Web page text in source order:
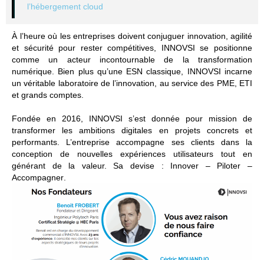
À l’heure où les entreprises doivent conjuguer innovation, agilité
et sécurité pour rester compétitives, INNOVSI se positionne
comme un acteur incontournable de la transformation
numérique . Bien plus qu’une ESN classique, INNOVSI incarne
un véritable laboratoire de l’innovation , au service des PME, ETI
et grands comptes.
Fondée en 2016, INNOVSI s’est donnée pour mission de
transformer les ambitions digitales en projets concrets et
performants . L’entreprise accompagne ses clients dans la
conception de nouvelles expériences utilisateurs tout en
générant de la valeur. Sa devise : Innover – Piloter –
Accompagner
l’hébergement cloud